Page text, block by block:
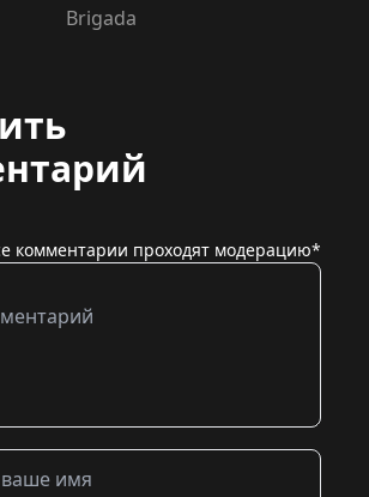
Brigada
комментарии проходят модерацию*